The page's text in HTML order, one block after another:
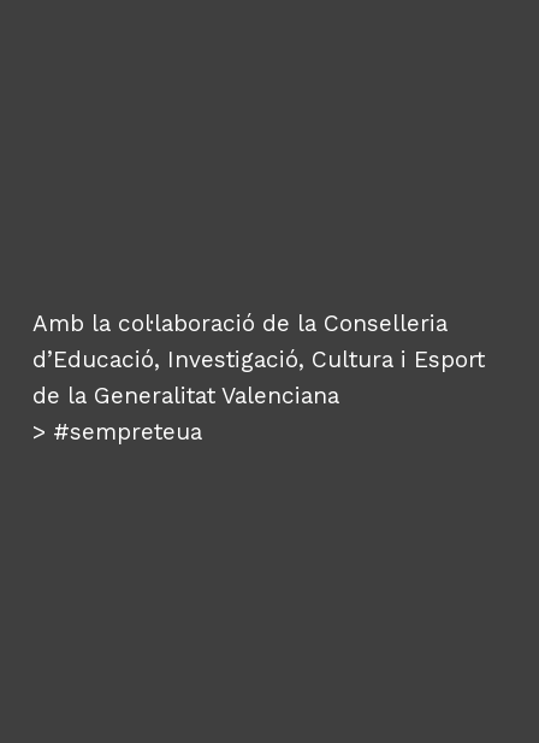
Amb la col·laboració de la Conselleria
d’Educació, Investigació, Cultura i Esport
de la Generalitat Valenciana
> #sempreteua